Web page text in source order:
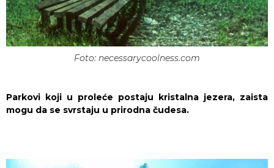
Foto: necessarycoolness.com
Parkovi koji u proleće postaju kristalna jezera, zaista
mogu da se svrstaju u prirodna čudesa.